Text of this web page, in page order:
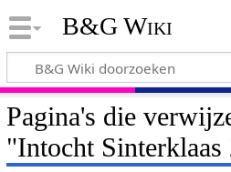
B&G Wiki
Pagina's die
"Intocht Sinterklaas